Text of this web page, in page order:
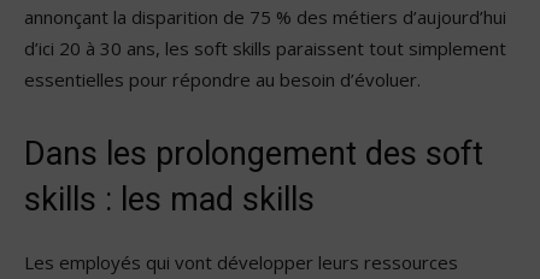
annonçant la disparition de 75 % des métiers d’aujourd’hui
d’ici 20 à 30 ans, les soft skills paraissent tout simplement
essentielles pour répondre au besoin d’évoluer.
Dans les prolongement des soft
skills : les mad skills
Les employés qui vont développer leurs ressources